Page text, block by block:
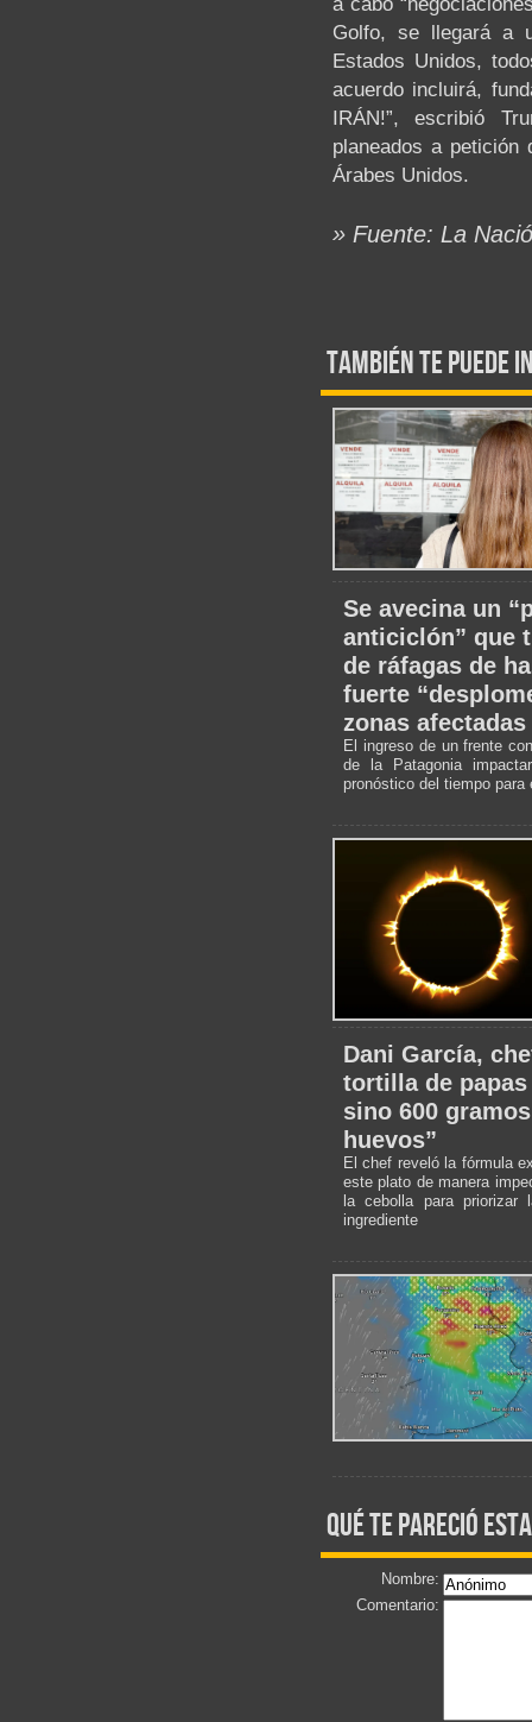
Golfo, se llegará a
Estados Unidos,
acuerdo incluirá,
IRÁN!”, escribió
planeados a
Árabes Unidos.
» Fuente: La
También te puede
Se avecina un
anticiclón” que
de ráfagas de
fuerte
zonas afectadas
El ingreso de un frente
de la Patagonia
pronóstico del tiempo para
Dani García,
tortilla de
sino 600
huevos”
El chef reveló la fórmula
este plato de manera
la cebolla para
ingrediente
qué te pareció
Nombre:
Comentario: